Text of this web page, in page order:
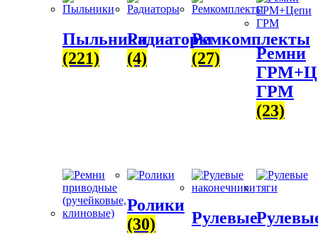
Пыльники
(221)
Радиаторы
(4)
Ремкомплекты
(27)
Ремни
ГРМ
(23)
Ролики
(30)
Рулевые